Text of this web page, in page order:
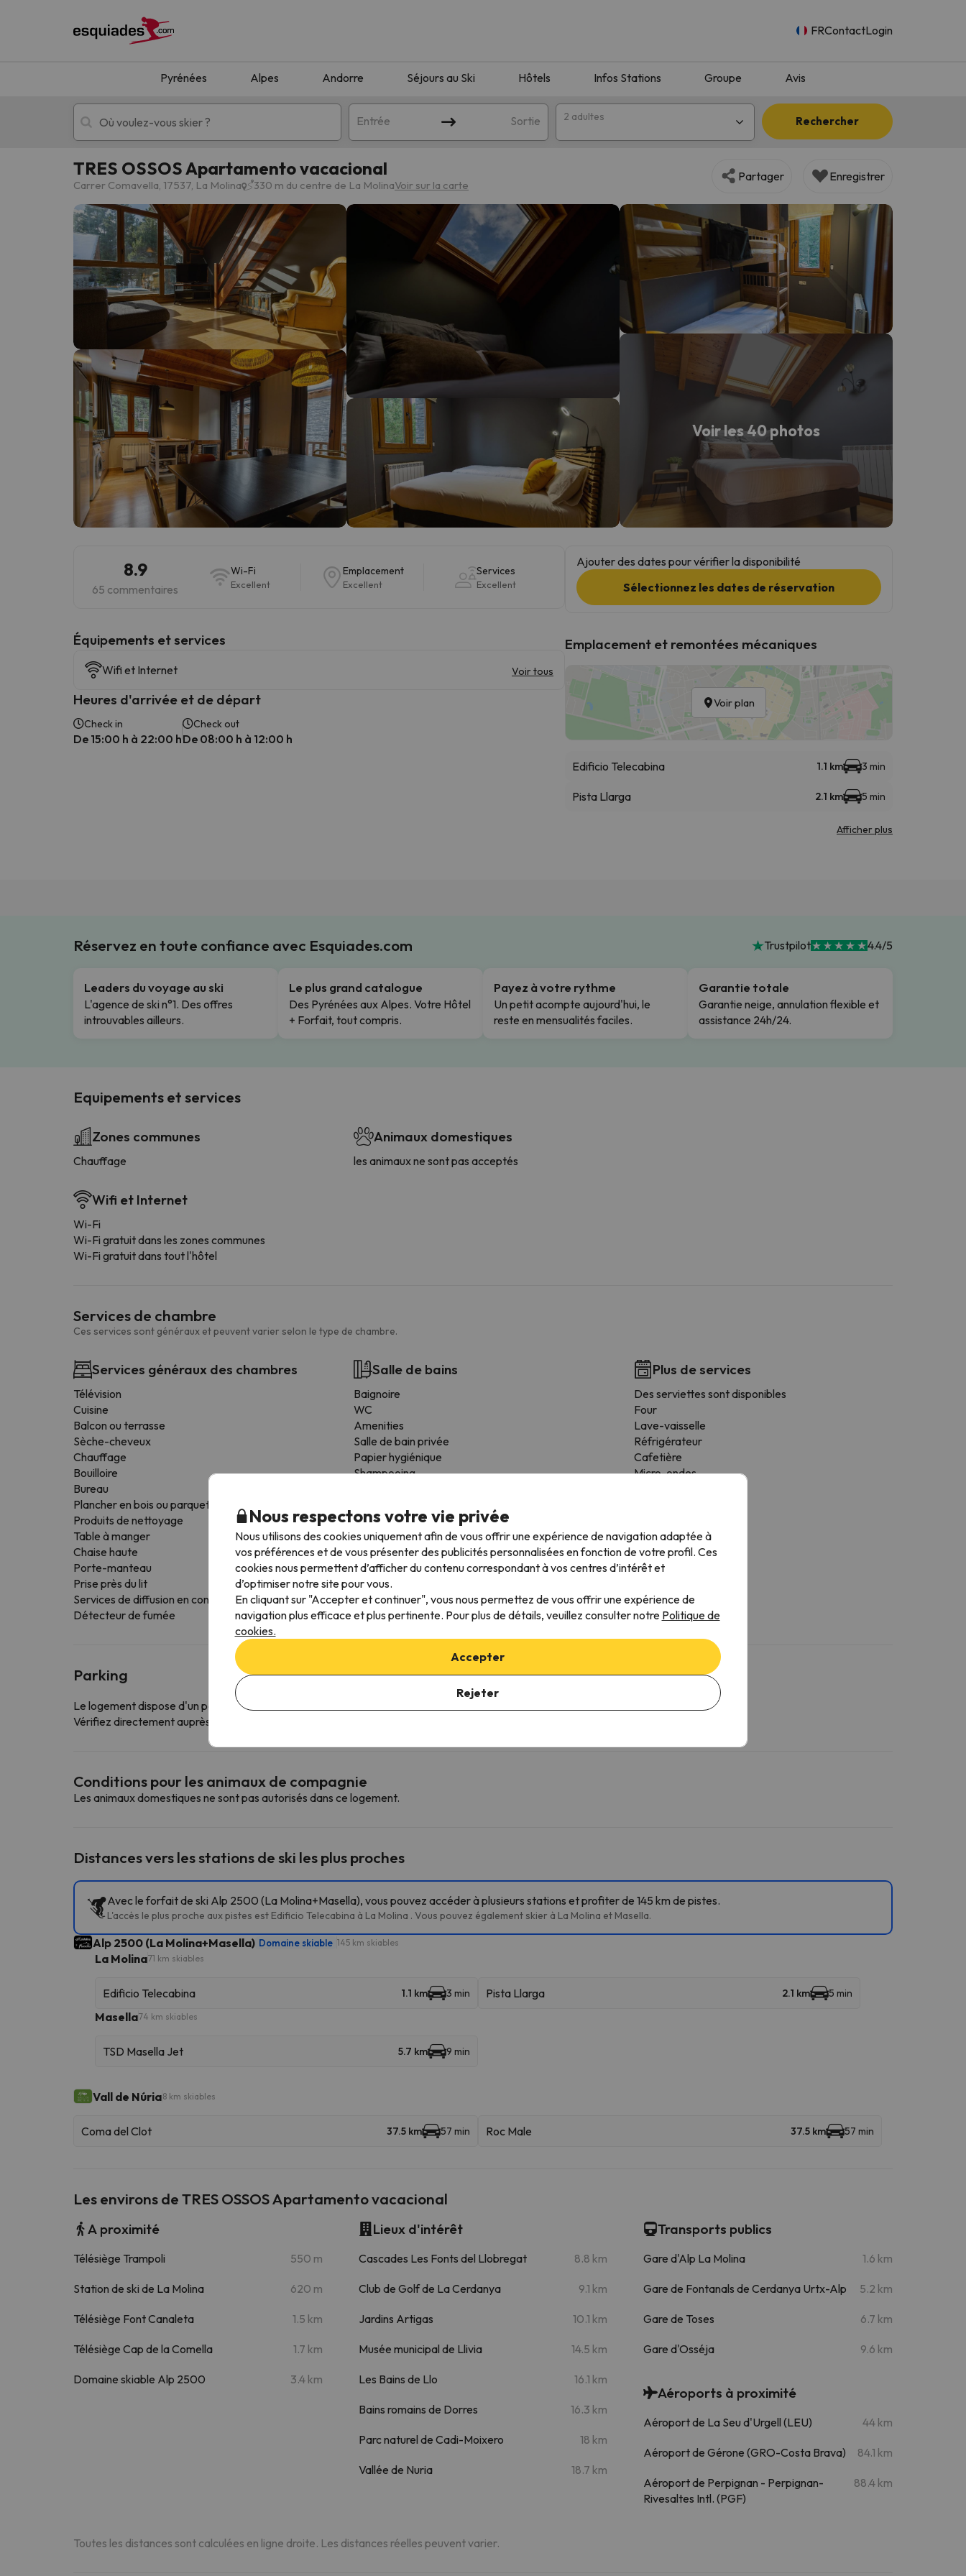
FRContactLogin
Pyrénées Alpes Andorre Séjours au Ski Hôtels Infos Stations Groupe Avis
Entrée Sortie 2 adultes Rechercher
Séjours au ski Séjours montagne
Oups, nous n'avons pas trouvé de résultats correspondant à votre recherche. Essayez de modifier la destination.
Il semble que notre chercheur se soit égaré. Dès qu'il aura retrouvé sa boussole, il reviendra.
TRES OSSOS Apartamento vacacional
Carrer Comavella, 17537, La Molina 330 m du centre de La MolinaVoir sur la carte
Partager Enregistrer
Voir les 40 photos
8.9
65 commentaires
Wi-Fi
Excellent
Emplacement
Excellent
Services
Excellent
​Équipements et services
Wifi et Internet Voir tous
Heures d'arrivée et de départ
Check in
De 15:00 h à 22:00 h
Check out
De 08:00 h à 12:00 h
Ajouter des dates pour vérifier la disponibilité
Sélectionnez les dates de réservation
Emplacement et remontées mécaniques
Voir plan
Edificio Telecabina 1.1 km 3 min
Pista Llarga 2.1 km 5 min
Afficher plus
Réservez en toute confiance avec Esquiades.com Trustpilot 4.4/5
Leaders du voyage au ski
L'agence de ski n°1. Des offres
introuvables ailleurs.
Le plus grand catalogue
Des Pyrénées aux Alpes. Votre Hôtel
+ Forfait, tout compris.
Payez à votre rythme
Un petit acompte aujourd'hui, le
reste en mensualités faciles.
Garantie totale
Garantie neige, annulation flexible et
assistance 24h/24.
Equipements et services
Zones communes
Chauffage
Wifi et Internet
Wi-Fi
Wi-Fi gratuit dans les zones communes
Wi-Fi gratuit dans tout l'hôtel
Animaux domestiques
les animaux ne sont pas acceptés
Services de chambre
Ces services sont généraux et peuvent varier selon le type de chambre.
Services généraux des chambres
Télévision
Cuisine
Balcon ou terrasse
Sèche-cheveux
Chauffage
Bouilloire
Bureau
Plancher en bois ou parquet
Produits de nettoyage
Table à manger
Chaise haute
Porte-manteau
Prise près du lit
Services de diffusion en continu
Détecteur de fumée
Salle de bains
Baignoire
WC
Amenities
Salle de bain privée
Papier hygiénique
Shampooing
Plus de services
Des serviettes sont disponibles
Four
Lave-vaisselle
Réfrigérateur
Cafetière
Micro-ondes
Salle à manger
Parking
Le logement dispose d'un parking gratuit
Vérifiez directement auprès de l'établissement s'il offre la possibilité de réserver la place de parking à l'avance.
Conditions pour les animaux de compagnie
Les animaux domestiques ne sont pas autorisés dans ce logement.
Distances vers les stations de ski les plus proches
Avec le forfait de ski Alp 2500 (La Molina+Masella), vous pouvez accéder à plusieurs stations et profiter de 145 km de pistes.
L'accès le plus proche aux pistes est Edificio Telecabina à La Molina . Vous pouvez également skier à La Molina et Masella.
Alp 2500 (La Molina+Masella) Domaine skiable 145 km skiables
La Molina71 km skiables
Edificio Telecabina 1.1 km 3 min Pista Llarga 2.1 km 5 min
Masella74 km skiables
TSD Masella Jet 5.7 km 9 min
Vall de Núria8 km skiables
Coma del Clot 37.5 km 57 min Roc Male 37.5 km 57 min
Les environs de TRES OSSOS Apartamento vacacional
A proximité
Télésiège Trampoli 550 m
Station de ski de La Molina 620 m
Télésiège Font Canaleta 1.5 km
Télésiège Cap de la Comella 1.7 km
Domaine skiable Alp 2500 3.4 km
Lieux d'intérêt
Cascades Les Fonts del Llobregat 8.8 km
Club de Golf de La Cerdanya 9.1 km
Jardins Artigas 10.1 km
Musée municipal de Llivia 14.5 km
Les Bains de Llo 16.1 km
Bains romains de Dorres 16.3 km
Parc naturel de Cadi-Moixero 18 km
Vallée de Nuria 18.7 km
Transports publics
Gare d'Alp La Molina 1.6 km
Gare de Fontanals de Cerdanya Urtx-Alp 5.2 km
Gare de Toses 6.7 km
Gare d'Osséja 9.6 km
Aéroports à proximité
Aéroport de La Seu d'Urgell (LEU) 44 km
Aéroport de Gérone (GRO-Costa Brava) 84.1 km
Aéroport de Perpignan - Perpignan-
Rivesaltes Intl. (PGF)
88.4 km
Toutes les distances sont calculées en ligne droite. Les distances réelles peuvent varier.
Nous respectons votre vie privée
Nous utilisons des cookies uniquement afin de vous offrir une expérience de navigation adaptée à
vos préférences et de vous présenter des publicités personnalisées en fonction de votre profil. Ces
cookies nous permettent d’afficher du contenu correspondant à vos centres d’intérêt et
d’optimiser notre site pour vous.
En cliquant sur "Accepter et continuer", vous nous permettez de vous offrir une expérience de
navigation plus efficace et plus pertinente. Pour plus de détails, veuillez consulter notre Politique de
cookies.
Accepter
Rejeter